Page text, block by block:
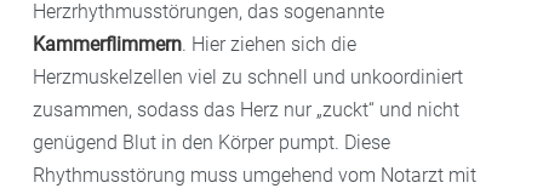
Herzrhythmusstörungen, das sogenannte
Kammerflimmern. Hier ziehen sich die
Herzmuskelzellen viel zu schnell und unkoordiniert
zusammen, sodass das Herz nur „zuckt“ und nicht
genügend Blut in den Körper pumpt. Diese
Rhythmusstörung muss umgehend vom Notarzt mit